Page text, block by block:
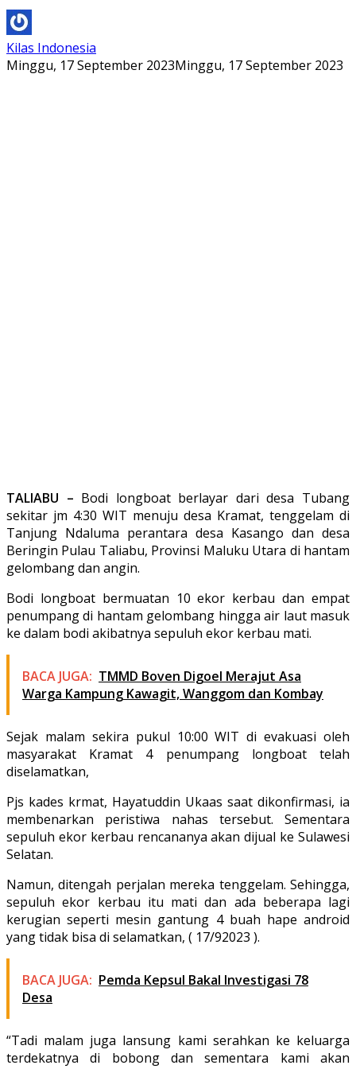
Kilas Indonesia
Minggu, 17 September 2023Minggu, 17 September 2023
TALIABU – Bodi longboat berlayar dari desa Tubang
sekitar jm 4:30 WIT menuju desa Kramat, tenggelam di
Tanjung Ndaluma perantara desa Kasango dan desa
Beringin Pulau Taliabu, Provinsi Maluku Utara di hantam
gelombang dan angin.
Bodi longboat bermuatan 10 ekor kerbau dan empat
penumpang di hantam gelombang hingga air laut masuk
ke dalam bodi akibatnya sepuluh ekor kerbau mati.
BACA JUGA: TMMD Boven Digoel Merajut Asa
Warga Kampung Kawagit, Wanggom dan Kombay
Sejak malam sekira pukul 10:00 WIT di evakuasi oleh
masyarakat Kramat 4 penumpang longboat telah
diselamatkan,
Pjs kades krmat, Hayatuddin Ukaas saat dikonfirmasi, ia
membenarkan peristiwa nahas tersebut. Sementara
sepuluh ekor kerbau rencananya akan dijual ke Sulawesi
Selatan.
Namun, ditengah perjalan mereka tenggelam. Sehingga,
sepuluh ekor kerbau itu mati dan ada beberapa lagi
kerugian seperti mesin gantung 4 buah hape android
yang tidak bisa di selamatkan, ( 17/92023 ).
BACA JUGA: Pemda Kepsul Bakal Investigasi 78
Desa
“Tadi malam juga lansung kami serahkan ke keluarga
terdekatnya di bobong dan sementara kami akan